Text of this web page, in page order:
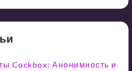
Cockbox: Анонимность и